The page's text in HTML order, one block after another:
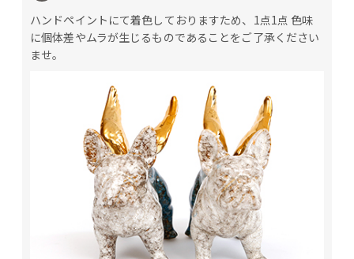
ハンドペイントにて着色しておりますため、1点1点 色味
に個体差やムラが生じるものであることをご了承ください
ませ。